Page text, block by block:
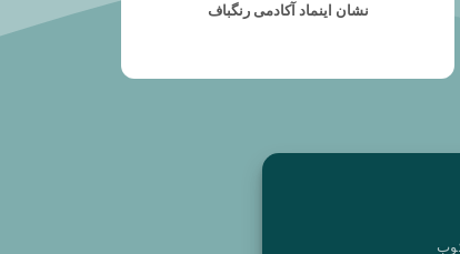
نشان اینماد آکادمی رنگباف